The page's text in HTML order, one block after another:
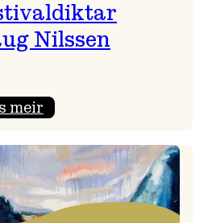
Nilssen
meir:
Olaug
Nilssen